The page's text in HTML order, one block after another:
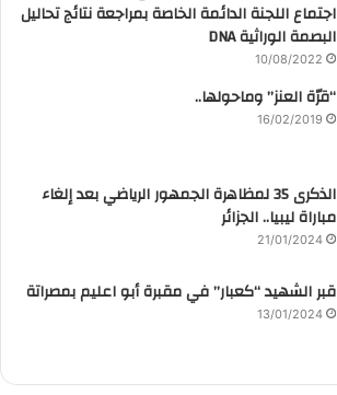
اجتماع اللجنة الدائمة الخاصة بمراجعة نتائج تحاليل
البصمة الوراثية DNA
10/08/2022
“قرّة العنز” وماحولها..
16/02/2019
الذكرى 35 لمظاهرة الجمهور الرياضي بعد إلغاء
مباراة ليبيا.. الجزائر
21/01/2024
قبر الشهيد “كعبار” في مقبرة أبو اعليم بمصراتة
13/01/2024